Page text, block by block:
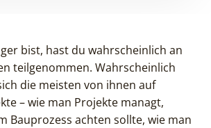
bist, hast du wahrscheinlich an
teilgenommen. Wahrscheinlich
die meisten von ihnen auf
– wie man Projekte managt,
Bauprozess achten sollte, wie man